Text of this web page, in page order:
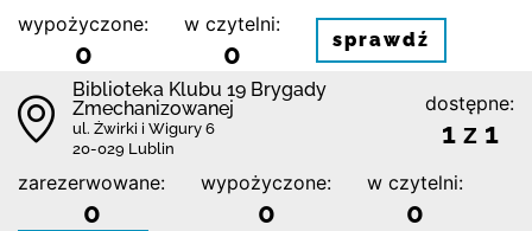
wypożyczone:
0
w czytelni:
0 sprawdź
Biblioteka Klubu 19 Brygady
Zmechanizowanej
ul. Żwirki i Wigury 6
20-029 Lublin
dostępne:
1 z 1
zarezerwowane:
0
wypożyczone:
0
w czytelni:
0